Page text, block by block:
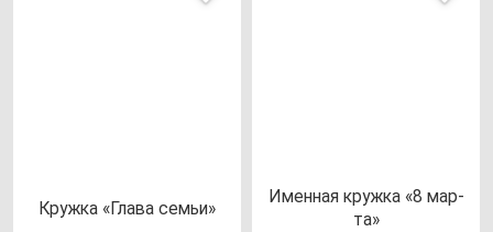
Круж­ка «Гла­ва cемьи»
Имен­ная круж­ка «8 мар­
та»